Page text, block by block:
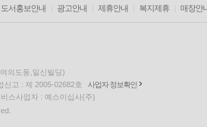
도서홍보안내 광고안내 제휴안내 복지제휴 매장안
의도동,일신빌딩)
고 : 제 2005-02682호
사업자 정보확인
스사업자 : 예스이십사(주)